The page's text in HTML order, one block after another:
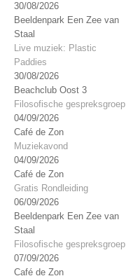
30/08/2026
Beeldenpark Een Zee van
Staal
Live muziek: Plastic
Paddies
30/08/2026
Beachclub Oost 3
Filosofische gespreksgroep
04/09/2026
Café de Zon
Muziekavond
04/09/2026
Café de Zon
Gratis Rondleiding
06/09/2026
Beeldenpark Een Zee van
Staal
Filosofische gespreksgroep
07/09/2026
Café de Zon